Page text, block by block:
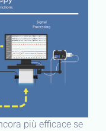
più efficace se